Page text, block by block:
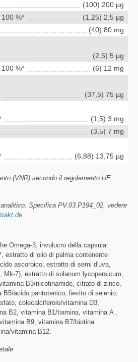
(100) 200 µg
%*
(1,25) 2,5 µg
(40) 80 mg
(2,5) 5 µg
%*
(6) 12 mg
(37,5) 75 µg
(1,5) 3 mg
(3,5) 7 mg
(6,88) 13,75 µg
(VNR) secondo il regolamento UE
Specifica PV.03.P194_02, vedere
Omega-3, involucro della capsula:
estratto di olio di palma contenente
ascorbico, estratto di semi d'uva,
Mk-7), estratto di solanum lycopersicum,
B3/nicotinamide, citrato di zinco,
acido pantotenico, lievito di selenio,
colecalciferolo/vitamina D3,
B2, vitamina B1/tiamina, vitamina A ,
B9, vitamina B7/biotina
vitamina B12.